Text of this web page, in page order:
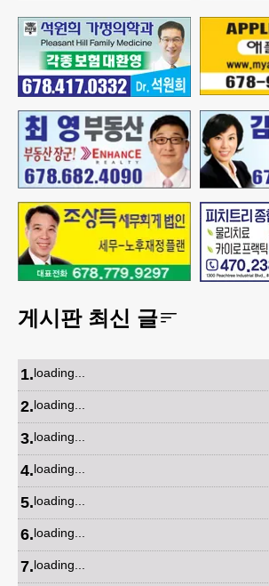
게시판 최신 글
1.loading...
2.loading...
3.loading...
4.loading...
5.loading...
6.loading...
7.loading...